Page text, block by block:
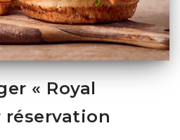
« Royal
réservation